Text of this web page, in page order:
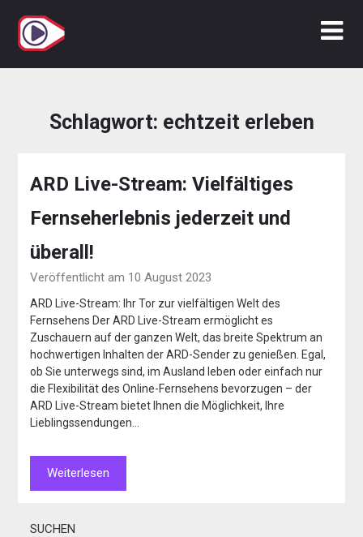
Inhalt
springen
Schlagwort: echtzeit erleben
ARD Live-Stream: Vielfältiges
Fernseherlebnis jederzeit und
überall!
Veröffentlicht am 10 August 2023
ARD Live-Stream: Ihr Tor zur vielfältigen Welt des
Fernsehens Der ARD Live-Stream ermöglicht es
Zuschauern auf der ganzen Welt, das breite Spektrum an
hochwertigen Inhalten der ARD-Sender zu genießen. Egal,
ob Sie unterwegs sind, im Ausland leben oder einfach nur
die Flexibilität des Online-Fernsehens bevorzugen – der
ARD Live-Stream bietet Ihnen die Möglichkeit, Ihre
Lieblingssendungen…
Weiterlesen
SUCHEN